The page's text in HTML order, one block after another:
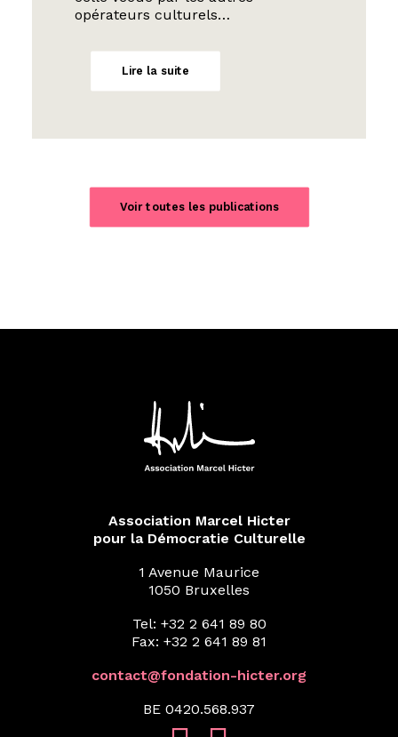
opérateurs culturels…
Lire la suite
Voir toutes les publications
Association Marcel Hicter
pour la Démocratie Culturelle
1 Avenue Maurice
1050 Bruxelles
Tel: +32 2 641 89 80
Fax: +32 2 641 89 81
contact@fondation-hicter.org
BE 0420.568.937